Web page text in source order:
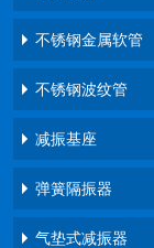
不锈钢金属软管
不锈钢波纹管
减振基座
弹簧隔振器
气垫式减振器